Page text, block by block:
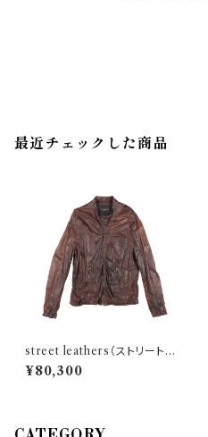
最近チェックした商品
street leathers（ストリートレ
ザーズ） ブルゾン AU3014 244
12
¥80,300